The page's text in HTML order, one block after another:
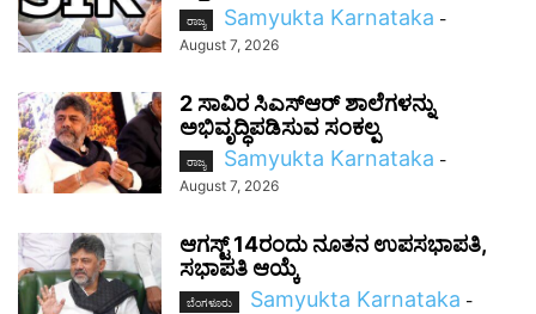
ರಾಜ್ಯ Samyukta Karnataka -
August 7, 2026
2 ಸಾವಿರ ಸಿಎಸ್‌ಆರ್ ಶಾಲೆಗಳನ್ನು
ಅಭಿವೃದ್ಧಿಪಡಿಸುವ ಸಂಕಲ್ಪ
ರಾಜ್ಯ Samyukta Karnataka -
August 7, 2026
ಆಗಸ್ಟ್ 14ರಂದು ನೂತನ ಉಪಸಭಾಪತಿ,
ಸಭಾಪತಿ ಆಯ್ಕೆ
ಬೆಂಗಳೂರು Samyukta Karnataka -